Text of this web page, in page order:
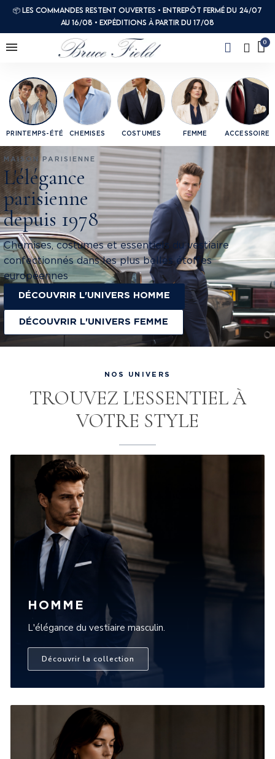
📦 Les commandes restent ouvertes • Entrepôt fermé du 24/07
au 16/08 • Expéditions à partir du 17/08
PRINTEMPS-ÉTÉ CHEMISES COSTUMES FEMME ACCESSOIRES
MAISON PARISIENNE
L'élégance
parisienne
depuis 1978
Chemises, costumes et essentiels du vestiaire
confectionnés dans les plus belles étoffes
européennes
DÉCOUVRIR L'UNIVERS HOMME
DÉCOUVRIR L'UNIVERS FEMME
NOS UNIVERS
TROUVEZ L'ESSENTIEL À
VOTRE STYLE
HOMME
L'élégance du vestiaire masculin.
Découvrir la collection